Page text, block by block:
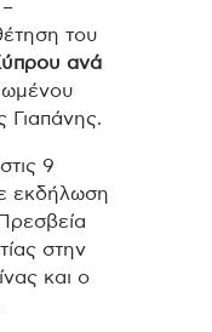
του
ανά
Γιαπάνης.
9
εκδήλωση
στην
και ο